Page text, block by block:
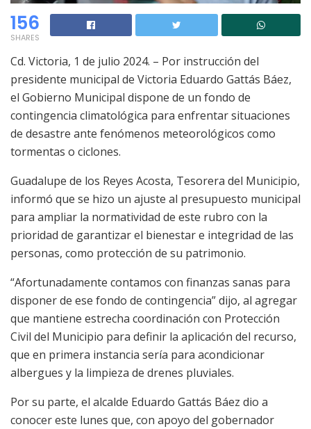
156
SHARES
Cd. Victoria, 1 de julio 2024. – Por instrucción del
presidente municipal de Victoria Eduardo Gattás Báez,
el Gobierno Municipal dispone de un fondo de
contingencia climatológica para enfrentar situaciones
de desastre ante fenómenos meteorológicos como
tormentas o ciclones.
Guadalupe de los Reyes Acosta, Tesorera del Municipio,
informó que se hizo un ajuste al presupuesto municipal
para ampliar la normatividad de este rubro con la
prioridad de garantizar el bienestar e integridad de las
personas, como protección de su patrimonio.
“Afortunadamente contamos con finanzas sanas para
disponer de ese fondo de contingencia” dijo, al agregar
que mantiene estrecha coordinación con Protección
Civil del Municipio para definir la aplicación del recurso,
que en primera instancia sería para acondicionar
albergues y la limpieza de drenes pluviales.
Por su parte, el alcalde Eduardo Gattás Báez dio a
conocer este lunes que, con apoyo del gobernador